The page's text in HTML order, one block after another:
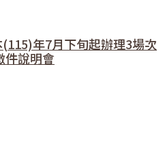
年7月下旬起辦理3場次
件說明會